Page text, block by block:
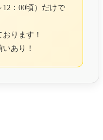
12：00頃）だけで
ります！
あり！